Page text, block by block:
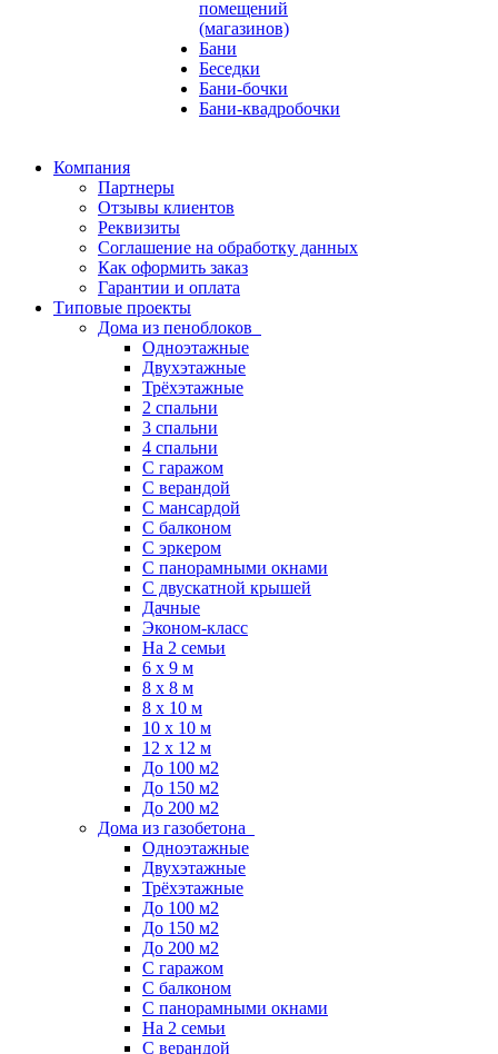
помещений
(магазинов)
Бани
Беседки
Бани-бочки
Бани-квадробочки
Компания
Партнеры
Отзывы клиентов
Реквизиты
Соглашение на обработку данных
Как оформить заказ
Гарантии и оплата
Типовые проекты
Дома из пеноблоков
Одноэтажные
Двухэтажные
Трёхэтажные
2 спальни
3 спальни
4 спальни
С гаражом
С верандой
С мансардой
С балконом
C эркером
С панорамными окнами
С двускатной крышей
Дачные
Эконом-класс
На 2 семьи
6 x 9 м
8 x 8 м
8 x 10 м
10 x 10 м
12 x 12 м
До 100 м2
До 150 м2
До 200 м2
Дома из газобетона
Одноэтажные
Двухэтажные
Трёхэтажные
До 100 м2
До 150 м2
До 200 м2
С гаражом
С балконом
С панорамными окнами
На 2 семьи
С верандой